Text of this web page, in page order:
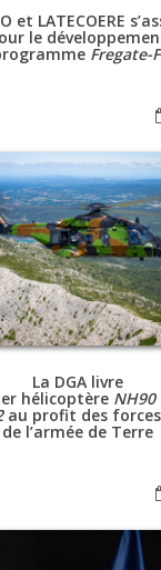
et LATECOERE
le
Fregate-
La DGA livre
hélicoptère NH90
au profit des forces
de l’armée de Terre